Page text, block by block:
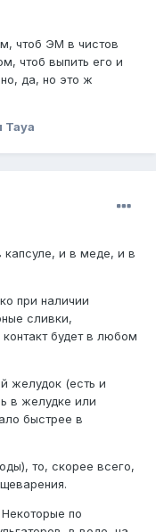
чтоб ЭМ в чистов
чтоб выпить его и
да, но это ж
Taya
капсуле, и в меде, и в
при наличии
сливки,
будет в любом
желудок (есть и
в желудке или
быстрее в
то, скорее всего,
по